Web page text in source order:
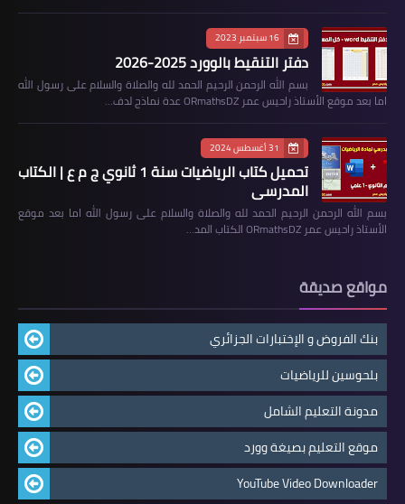
16 سبتمبر 2023
دفتر التنقيط بالوورد 2025-2026
بسم الله الرحمن الرحيم الحمد لله والصلاة والسلام على رسول الله
اما بعد موقع الأستاذ راحيس عمر ORmathsDZ عدة نماذج لدف…
31 أغسطس 2024
تحميل كتاب الرياضيات سنة 1 ثانوي ج م ع | الكتاب
المدرسي
بسم الله الرحمن الرحيم الحمد لله والصلاة والسلام على رسول الله اما بعد موقع
الأستاذ راحيس عمر ORmathsDZ الكتاب المد…
مواقع صديقة
بنك الفروض و الإختبارات الجزائري
بلحوسين للرياضيات
مدونة التعليم الشامل
موقع التعليم بصيغة وورد
YouTube Video Downloader